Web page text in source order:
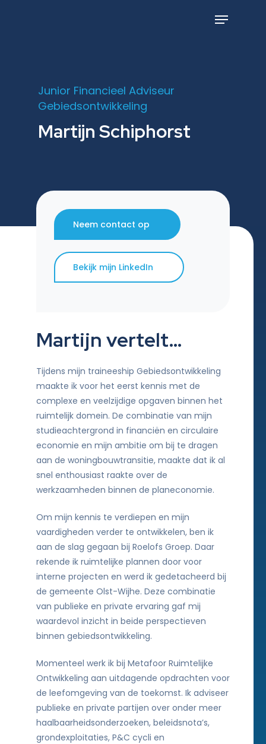
Menu
Junior Financieel Adviseur
Gebiedsontwikkeling
Martijn Schiphorst
Neem contact op
Bekijk mijn LinkedIn
Martijn vertelt…
Tijdens mijn traineeship Gebiedsontwikkeling
maakte ik voor het eerst kennis met de
complexe en veelzijdige opgaven binnen het
ruimtelijk domein. De combinatie van mijn
studieachtergrond in financiën en circulaire
economie en mijn ambitie om bij te dragen
aan de woningbouwtransitie, maakte dat ik al
snel enthousiast raakte over de
werkzaamheden binnen de planeconomie.
Om mijn kennis te verdiepen en mijn
vaardigheden verder te ontwikkelen, ben ik
aan de slag gegaan bij Roelofs Groep. Daar
rekende ik ruimtelijke plannen door voor
interne projecten en werd ik gedetacheerd bij
de gemeente Olst-Wijhe. Deze combinatie
van publieke en private ervaring gaf mij
waardevol inzicht in beide perspectieven
binnen gebiedsontwikkeling.
Momenteel werk ik bij Metafoor Ruimtelijke
Ontwikkeling aan uitdagende opdrachten voor
de leefomgeving van de toekomst. Ik adviseer
publieke en private partijen over onder meer
haalbaarheidsonderzoeken, beleidsnota’s,
grondexploitaties, P&C cycli en